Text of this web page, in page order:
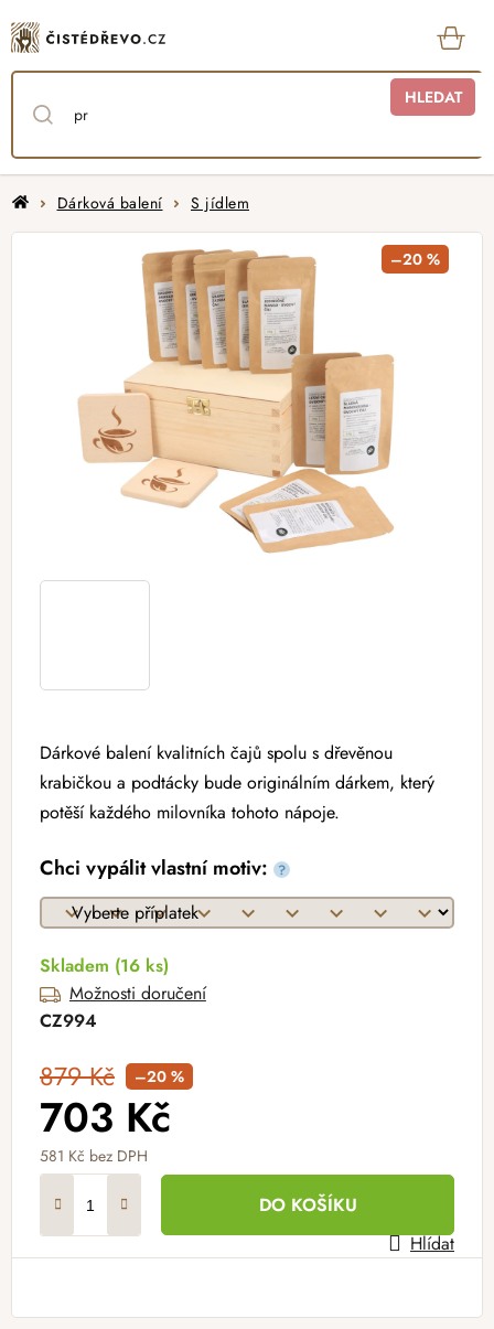
na
obsah
HLEDAT
DomůDárková balení S jídlem
Dárkové balení kvalitních čajů spolu s dřevěnou
krabičkou a podtácky bude originálním dárkem, který
potěší každého milovníka tohoto nápoje.
Chci vypálit vlastní motiv: ?
Skladem (16 ks)
Možnosti doručení
CZ994
879 Kč –20 %
703 Kč
581 Kč bez DPH
DO KOŠÍKU
Hlídat
–20 %